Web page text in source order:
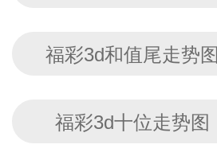
福彩3d和值尾走势图
福彩3d十位走势图